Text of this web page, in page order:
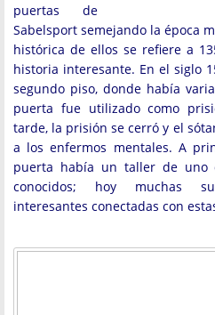
puertas de
Sabelsport semejando la época
histórica de ellos se refiere a
historia interesante. En el siglo
segundo piso, donde había
puerta fue utilizado como
tarde, la prisión se cerró y el
a los enfermos mentales. A
puerta había un taller de uno
conocidos; hoy muchas
interesantes conectadas con